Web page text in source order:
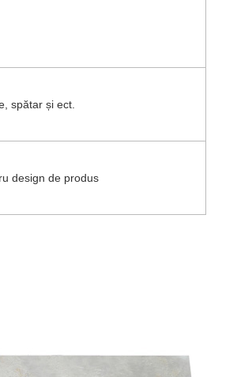
spătar și ect.
design de produs